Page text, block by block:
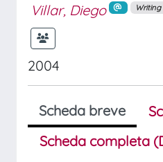
Villar, Diego
2004
Scheda breve
Scheda completa